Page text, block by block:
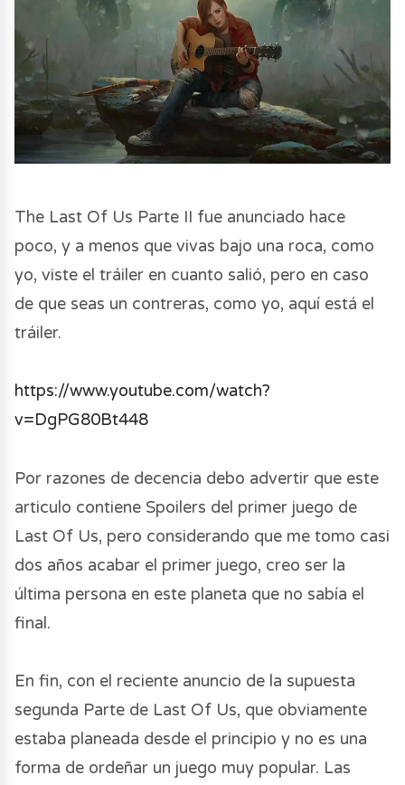
The Last Of Us Parte II fue anunciado hace
poco, y a menos que vivas bajo una roca, como
yo, viste el tráiler en cuanto salió, pero en caso
de que seas un contreras, como yo, aquí está el
tráiler.
https://www.youtube.com/watch?
v=DgPG80Bt448
Por razones de decencia debo advertir que este
articulo contiene Spoilers del primer juego de
Last Of Us, pero considerando que me tomo casi
dos años acabar el primer juego, creo ser la
última persona en este planeta que no sabía el
final.
En fin, con el reciente anuncio de la supuesta
segunda Parte de Last Of Us, que obviamente
estaba planeada desde el principio y no es una
forma de ordeñar un juego muy popular. Las